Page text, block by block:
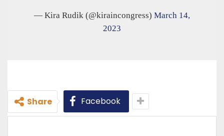
— Kira Rudik (@kiraincongress) March 14,
2023
Share Facebook